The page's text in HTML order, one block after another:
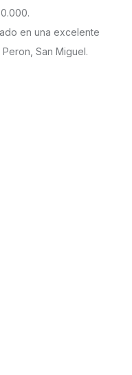
en una excelente
San Miguel.